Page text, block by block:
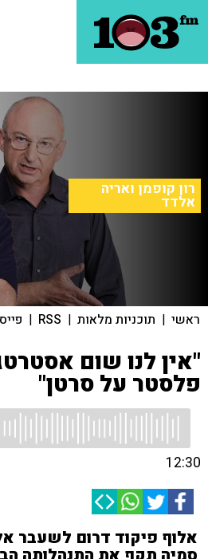
רון קופמן ואריה
אלדד
ראשי | תוכניות מלאות |
RSS
|
"אין לנו שום
פלסטר על סרטן"
12:30
אלוף פיקוד דרום לשעבר